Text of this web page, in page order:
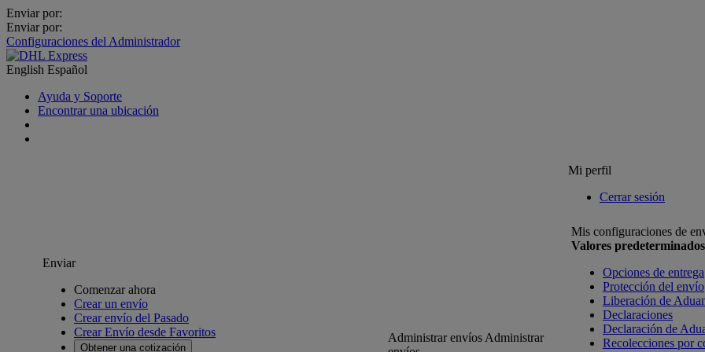
Enviar por:
Enviar por:
Configuraciones del Administrador
English Español
Ayuda y Soporte
Encontrar una ubicación
Mi perfil
Cerrar sesión
Enviar
Comenzar ahora
Crear un envío
Crear envío del Pasado
Crear Envío desde Favoritos
Obtener una cotización
Administrar envíos Administrar
Mis configuraciones de
Valores
Opciones de entrega
Protección del envío
Liberación de
Declaraciones
Declaración de
Recolecciones por